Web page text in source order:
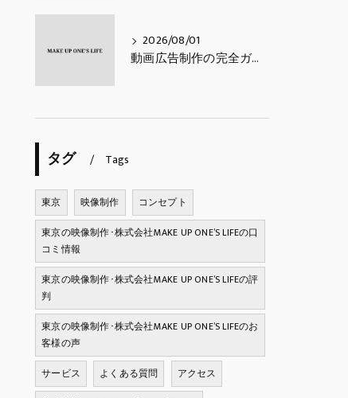
2026/08/01
動画広告制作の完全ガイド｜費用相場・種類・進め方・成果を出すコツ【2026年最新】
タグ Tags
東京 映像制作
コンセプト
東京の映像制作･株式会社MAKE UP ONE’S LIFEの口
コミ情報
東京の映像制作･株式会社MAKE UP ONE’S LIFEの評
判
東京の映像制作･株式会社MAKE UP ONE’S LIFEのお
客様の声
サービス
よくある質問
アクセス